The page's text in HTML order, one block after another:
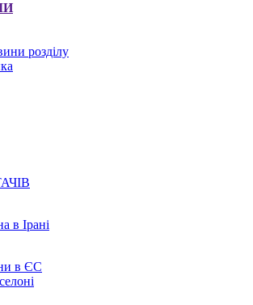
розділу
в Ірані
в ЄС